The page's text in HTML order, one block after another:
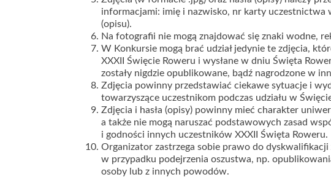
informacjami: imię i nazwisko, nr karty uczestnictwa
(opisu).
Na fotografii nie mogą znajdować się znaki wodne,
W Konkursie mogą brać udział jedynie te zdjęcia,
XXXII Święcie Roweru i wysłane w dniu Święta
zostały nigdzie opublikowane, bądź nagrodzone w
Zdjęcia powinny przedstawiać ciekawe sytuacje i
towarzyszące uczestnikom podczas udziału w
Zdjęcia i hasła (opisy) powinny mieć charakter
a także nie mogą naruszać podstawowych zasad
i godności innych uczestników XXXII Święta Roweru.
Organizator zastrzega sobie prawo do dyskwalifikacji
w przypadku podejrzenia oszustwa, np.
osoby lub z innych powodów.